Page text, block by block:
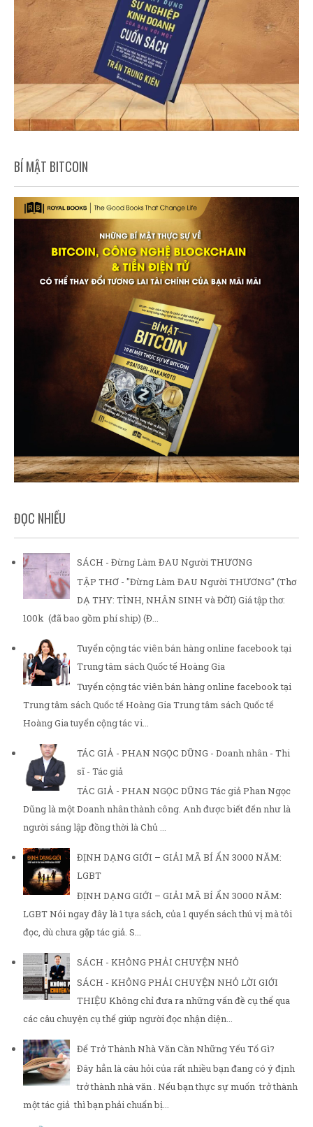
BÍ MẬT BITCOIN
ĐỌC NHIỀU
SÁCH - Đừng Làm ĐAU Người THƯƠNG
TẬP THƠ - "Đừng Làm ĐAU Người THƯƠNG" (Thơ
DẠ THY: TÌNH, NHÂN SINH và ĐỜI) Giá tập thơ:
100k (đã bao gồm phí ship) (Đ...
Tuyển cộng tác viên bán hàng online facebook tại
Trung tâm sách Quốc tế Hoàng Gia
Tuyển cộng tác viên bán hàng online facebook tại
Trung tâm sách Quốc tế Hoàng Gia Trung tâm sách Quốc tế
Hoàng Gia tuyển cộng tác vi...
TÁC GIẢ - PHAN NGỌC DŨNG - Doanh nhân - Thi
sĩ - Tác giả
TÁC GIẢ - PHAN NGỌC DŨNG Tác giả Phan Ngọc
Dũng là một Doanh nhân thành công. Anh được biết đến như là
người sáng lập đồng thời là Chủ ...
ĐỊNH DẠNG GIỚI – GIẢI MÃ BÍ ẨN 3000 NĂM:
LGBT
ĐỊNH DẠNG GIỚI – GIẢI MÃ BÍ ẨN 3000 NĂM:
LGBT Nói ngay đây là 1 tựa sách, của 1 quyển sách thú vị mà tôi
đọc, dù chưa gặp tác giả. S...
SÁCH - KHÔNG PHẢI CHUYỆN NHỎ
SÁCH - KHÔNG PHẢI CHUYỆN NHỎ LỜI GIỚI
THIỆU Không chỉ đưa ra những vấn đề cụ thể qua
các câu chuyện cụ thể giúp người đọc nhận diện...
Để Trở Thành Nhà Văn Cần Những Yếu Tố Gì?
Đây hẳn là câu hỏi của rất nhiều bạn đang có ý định
trở thành nhà văn . Nếu bạn thực sự muốn trở thành
một tác giả thì bạn phải chuẩn bị...